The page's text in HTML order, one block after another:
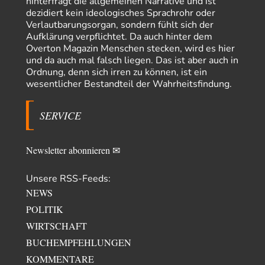
Zack15vor 11 Stunden zu:
Leihmutterschaft als Zweig des Transhumanismus
Spahn ist an seiner offensichtlichen kognitiven Dissonanz gescheitert,
und weil Viele in seiner Partei auf…
PRO1vor 21 Stunden zu:
Synthese und Konkurrenz
Natur und ihr…
Es bestätigt sich also schon an diesem Beispiel von vor 100 Jahren, was
Ferdinand Wohlgewiehertvor 2 Tagen zu:
Im Zeitalter der KI werden Fehler menschlich
erschaffen," Wird dran gearbeitet.
Irisvor 2 Tagen zu:
Der Anschlag auf eine Lebenslüge
ich habe schon ab den 90ern gesagt, dass links gefühlte Männer deswegen
dezidiert kein ideologisches Sprachrohr oder
Verlautbarungsorgan, sondern fühlt sich der
Aufklärung verpflichtet. Da auch hinter dem
Overton Magazin Menschen stecken, wird es hier
und da auch mal falsch liegen. Das ist aber auch in
Ordnung, denn sich irren zu können, ist ein
wesentlicher Bestandteil der Wahrheitsfindung.
SERVICE
Newsletter abonnieren ✉
Unsere RSS-Feeds:
NEWS
POLITIK
WIRTSCHAFT
BUCHEMPFEHLUNGEN
KOMMENTARE